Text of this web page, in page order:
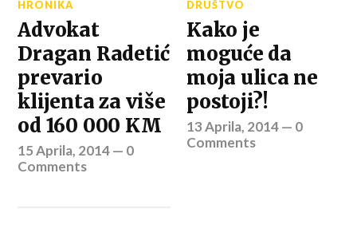
HRONIKA
Advokat
Dragan Radetić
prevario
klijenta za više
od 160 000 KM
15 Aprila, 2014— 0
Comments
DRUŠTVO
Kako je
moguće da
moja ulica ne
postoji?!
13 Aprila, 2014— 0
Comments